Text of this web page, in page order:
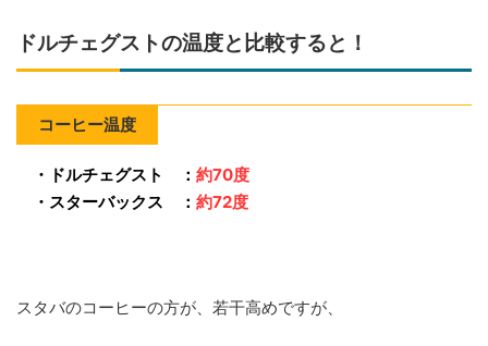
ドルチェグストの温度と比較すると！
コーヒー温度
・ドルチェグスト ： 約70度
・スターバックス ： 約72度
スタバのコーヒーの方が、若干高めですが、